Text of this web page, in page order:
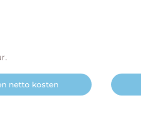
netto kosten